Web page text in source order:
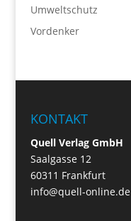
Umweltschutz
Vordenker
KONTAKT
Quell Verlag GmbH
Saalgasse 12
60311 Frankfurt
info@quell-online.de